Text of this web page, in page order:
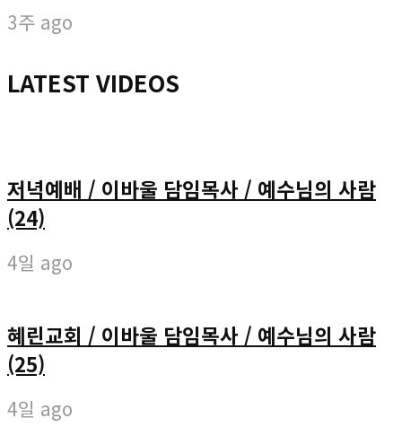
3주 ago
LATEST VIDEOS
저녁예배 / 이바울 담임목사 / 예수님의 사람
(24)
4일 ago
혜린교회 / 이바울 담임목사 / 예수님의 사람
(25)
4일 ago